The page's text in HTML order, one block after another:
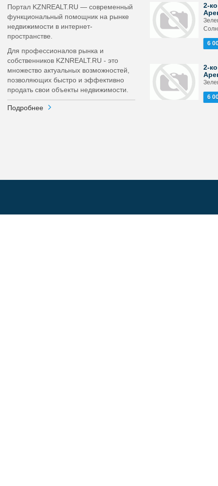
Портал KZNREALT.RU — современный
функциональный помощник на рынке
недвижимости в интернет-
пространстве.
Для профессионалов рынка и
собственников KZNREALT.RU - это
множество актуальных возможностей,
позволяющих быстро и эффективно
продать свои объекты недвижимости.
Подробнее
2-
6
2-
6